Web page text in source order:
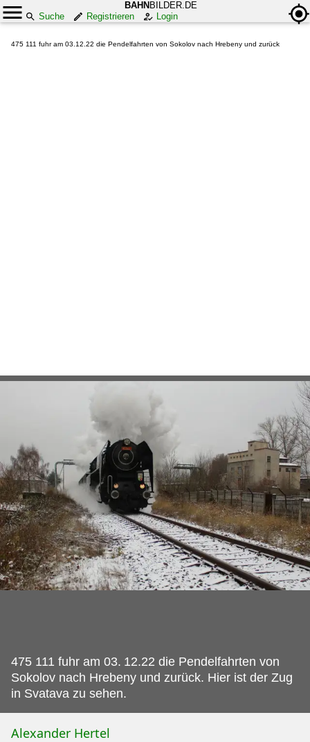
BAHN BILDER.DE
Suche
Registrieren Login
475 111 fuhr am 03.12.22 die Pendelfahrten von Sokolov nach Hrebeny und zurück
475 111 fuhr am 03. 12.22 die Pendelfahrten von
Sokolov nach Hrebeny und zurück. Hier ist der Zug
in Svatava zu sehen.
Alexander Hertel